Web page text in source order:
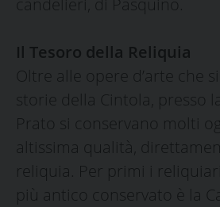
candelieri, di Pasquino.
Il Tesoro della Reliquia
Oltre alle opere d’arte che
storie della Cintola, presso
Prato si conservano molti
altissima qualità,
reliquia. Per primi i reliquiari
più antico conservato è la